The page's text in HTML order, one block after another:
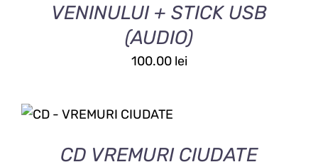
VENINULUI + STICK USB
(AUDIO)
100.00 lei
ADAUGĂ ÎN COȘ
/
CD VREMURI CIUDATE